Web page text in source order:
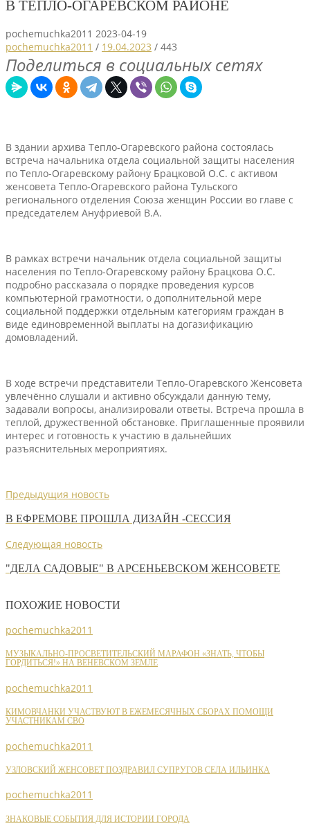
В ТЕПЛО-ОГАРЕВСКОМ РАЙОНЕ
pochemuchka2011 2023-04-19
pochemuchka2011 / 19.04.2023 / 443
Поделиться в социальных сетях
В здании архива Тепло-Огаревского района состоялась
встреча начальника отдела социальной защиты населения
по Тепло-Огаревскому району Брацковой О.С. с активом
женсовета Тепло-Огаревского района Тульского
регионального отделения Союза женщин России во главе с
председателем Ануфриевой В.А.
В рамках встречи начальник отдела социальной защиты
населения по Тепло-Огаревскому району Брацкова О.С.
подробно рассказала о порядке проведения курсов
компьютерной грамотности, о дополнительной мере
социальной поддержки отдельным категориям граждан в
виде единовременной выплаты на догазификацию
домовладений.
В ходе встречи представители Тепло-Огаревского Женсовета
увлечённо слушали и активно обсуждали данную тему,
задавали вопросы, анализировали ответы. Встреча прошла в
теплой, дружественной обстановке. Приглашенные проявили
интерес и готовность к участию в дальнейших
разъяснительных мероприятиях.
Предыдущия новость
В ЕФРЕМОВЕ ПРОШЛА ДИЗАЙН -СЕССИЯ
Следующая новость
"ДЕЛА САДОВЫЕ" В АРСЕНЬЕВСКОМ ЖЕНСОВЕТЕ
ПОХОЖИЕ НОВОСТИ
pochemuchka2011
МУЗЫКАЛЬНО-ПРОСВЕТИТЕЛЬСКИЙ МАРАФОН «ЗНАТЬ, ЧТОБЫ
ГОРДИТЬСЯ!» НА ВЕНЕВСКОМ ЗЕМЛЕ
pochemuchka2011
КИМОВЧАНКИ УЧАСТВУЮТ В ЕЖЕМЕСЯЧНЫХ СБОРАХ ПОМОЩИ
УЧАСТНИКАМ СВО
pochemuchka2011
УЗЛОВСКИЙ ЖЕНСОВЕТ ПОЗДРАВИЛ СУПРУГОВ СЕЛА ИЛЬИНКА
pochemuchka2011
ЗНАКОВЫЕ СОБЫТИЯ ДЛЯ ИСТОРИИ ГОРОДА